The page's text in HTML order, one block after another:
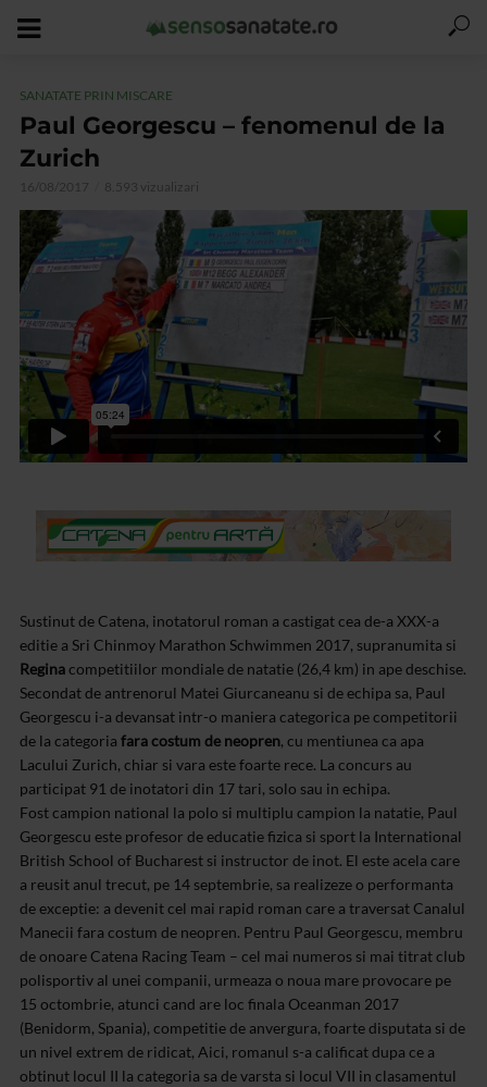
SANATATE PRIN MISCARE
Paul Georgescu – fenomenul de la
Zurich
16/08/2017 8.593 vizualizari
Sustinut de Catena, inotatorul roman a castigat cea de-a XXX-a
editie a Sri Chinmoy Marathon Schwimmen 2017, supranumita si
Reginacompetitiilor mondiale de natatie (26,4 km) in ape deschise.
Secondat de antrenorul Matei Giurcaneanu si de echipa sa, Paul
Georgescu i-a devansat intr-o maniera categorica pe competitorii
de la categoria fara costum de neopren, cu mentiunea ca apa
Lacului Zurich, chiar si vara este foarte rece. La concurs au
participat 91 de inotatori din 17 tari, solo sau in echipa.
Fost campion national la polo si multiplu campion la natatie, Paul
Georgescu este profesor de educatie fizica si sport la International
British School of Bucharest si instructor de inot. El este acela care
a reusit anul trecut, pe 14 septembrie, sa realizeze o performanta
de exceptie: a devenit cel mai rapid roman care a traversat Canalul
Manecii fara costum de neopren. Pentru Paul Georgescu, membru
de onoare Catena Racing Team – cel mai numeros si mai titrat club
polisportiv al unei companii, urmeaza o noua mare provocare pe
15 octombrie, atunci cand are loc finala Oceanman 2017
(Benidorm, Spania), competitie de anvergura, foarte disputata si de
un nivel extrem de ridicat, Aici, romanul s-a calificat dupa ce a
obtinut locul II la categoria sa de varsta si locul VII in clasamentul